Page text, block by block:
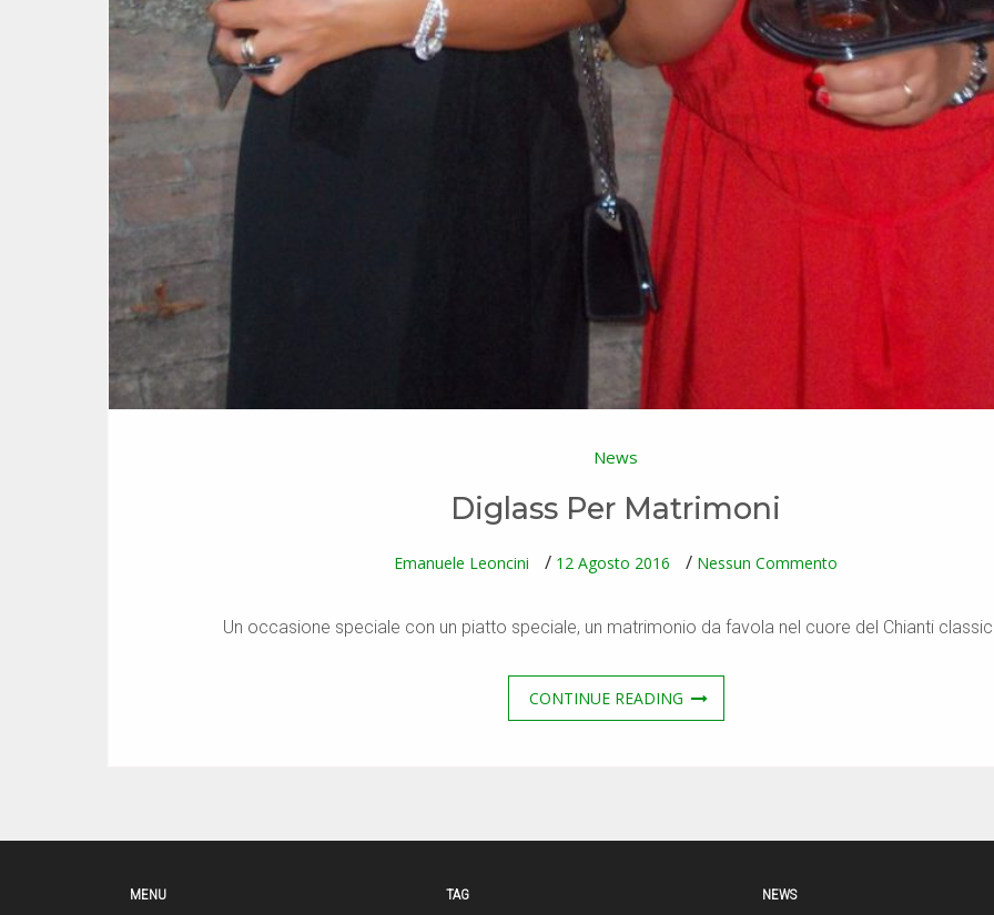
News
Diglass Per Matrimoni
Emanuele Leoncini 12 Agosto 2016 Nessun Commento
Matrimoni
Un occasione speciale con un piatto speciale, un matrimonio da favola nel cuore del Chianti
CONTINUE READING
MENU TAG NEWS